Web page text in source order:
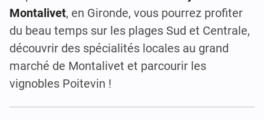
Montalivet, en Gironde, vous pourrez profiter
du beau temps sur les plages Sud et Centrale,
découvrir des spécialités locales au grand
marché de Montalivet et parcourir les
vignobles Poitevin !